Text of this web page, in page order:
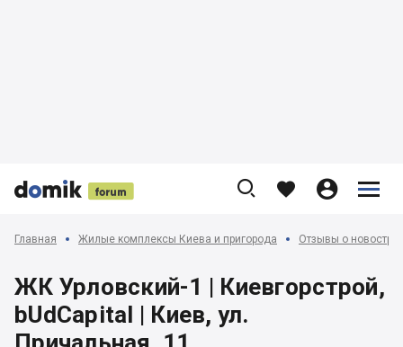


 
    


Главная Жилые комплексы Киева и пригорода Отзывы о
ЖК Урловский-1 | Киевгорстрой,
bUdCapital | Киев, ул.